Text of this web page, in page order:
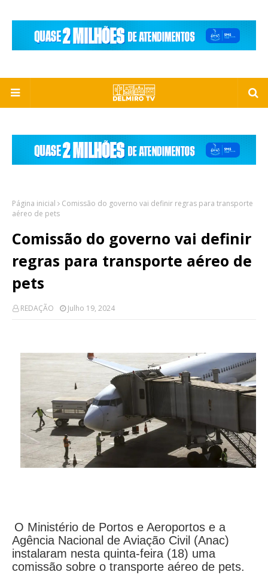
Página inicial
Comissão do governo vai definir regras para transporte
aéreo de pets
Comissão do governo vai definir
regras para transporte aéreo de
pets
REDAÇÃO Julho 19, 2024
O Ministério de Portos e Aeroportos e a
Agência Nacional de Aviação Civil (Anac)
instalaram nesta quinta-feira (18) uma
comissão sobre o transporte aéreo de pets.